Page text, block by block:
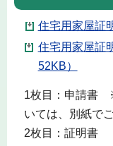
住宅用家屋証
住宅用家屋証
52KB）
1枚目：申請書
いては、別紙で
2枚目：証明書